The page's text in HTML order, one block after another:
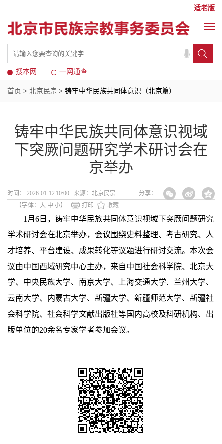
适老版
搜本网 一网通查
首页 > 北京民宗 > 铸牢中华民族共同体意识（北京篇）
铸牢中华民族共同体意识视域
下突厥问题研究学术研讨会在
京举办
时间： 2026-01-12 10:00 来源：北京民宗
分享：
【字体： 大 中 小】 打印 收藏
1月6日，铸牢中华民族共同体意识视域下突厥问题研究
学术研讨会在北京举办，会议围绕史料整理、考古研究、人
才培养、平台建设、成果转化等议题进行研讨交流。本次会
议由中国西域研究中心主办，来自中国社会科学院、北京大
学、中央民族大学、南京大学、上海交通大学、兰州大学、
云南大学、内蒙古大学、新疆大学、新疆师范大学、新疆社
会科学院、社会科学文献出版社等国内高校及科研机构、出
版单位的20余名专家学者参加会议。